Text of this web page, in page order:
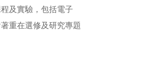
及實驗，包括電子
重在選修及研究專題